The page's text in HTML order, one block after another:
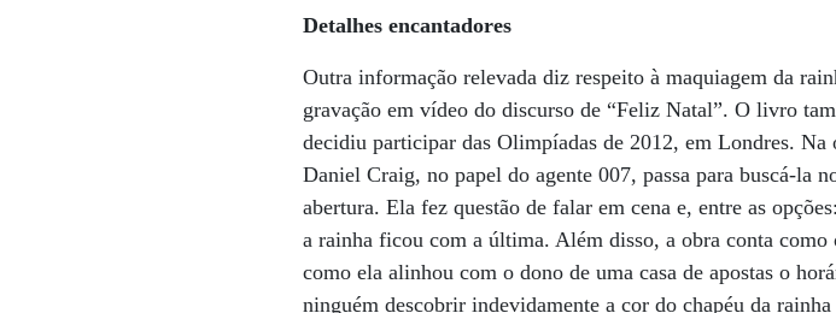
Detalhes encantadores
Outra informação relevada diz respeito à maquiagem da
gravação em vídeo do discurso de “Feliz Natal”. O livro
decidiu participar das Olimpíadas de 2012, em Londres.
Daniel Craig, no papel do agente 007, passa para buscá-la
abertura. Ela fez questão de falar em cena e, entre as
a rainha ficou com a última. Além disso, a obra conta como
como ela alinhou com o dono de uma casa de apostas o
ninguém descobrir indevidamente a cor do chapéu da